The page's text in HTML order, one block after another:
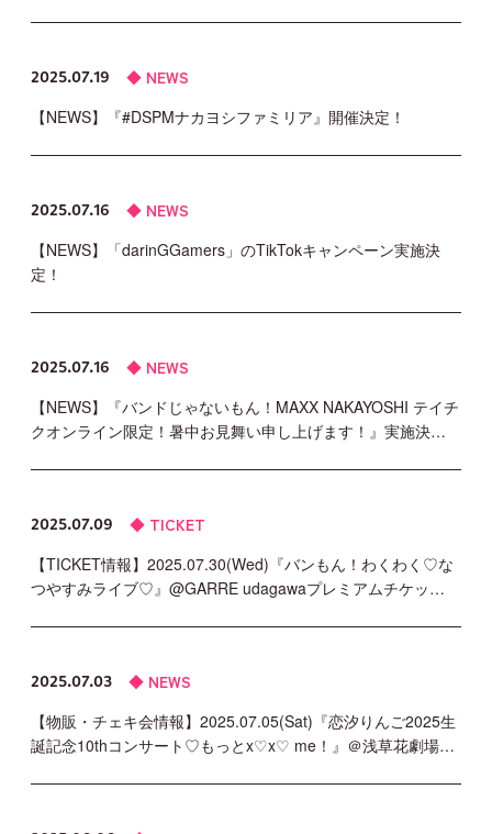
TICKET
MAIL MAGAZINE
BIRTHDAY MAIL
2025.07.19
NEWS
【NEWS】『#DSPMナカヨシファミリア』開催決定！
2025.07.16
NEWS
【NEWS】「darinGGamers」のTikTokキャンペーン実施決
定！
2025.07.16
NEWS
【NEWS】『バンドじゃないもん！MAXX NAKAYOSHI テイチ
クオンライン限定！暑中お見舞い申し上げます！』実施決…
2025.07.09
TICKET
【TICKET情報】2025.07.30(Wed)『バンもん！わくわく♡な
つやすみライブ♡』@GARRE udagawaプレミアムチケッ…
2025.07.03
NEWS
【物販・チェキ会情報】2025.07.05(Sat)『恋汐りんご2025生
誕記念10thコンサート♡もっとx♡x♡ me！』＠浅草花劇場…